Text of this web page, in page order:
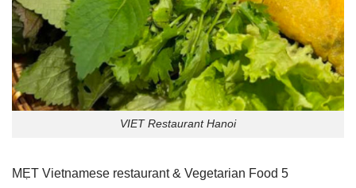
VIET Restaurant Hanoi
MẸT Vietnamese restaurant & Vegetarian Food 5